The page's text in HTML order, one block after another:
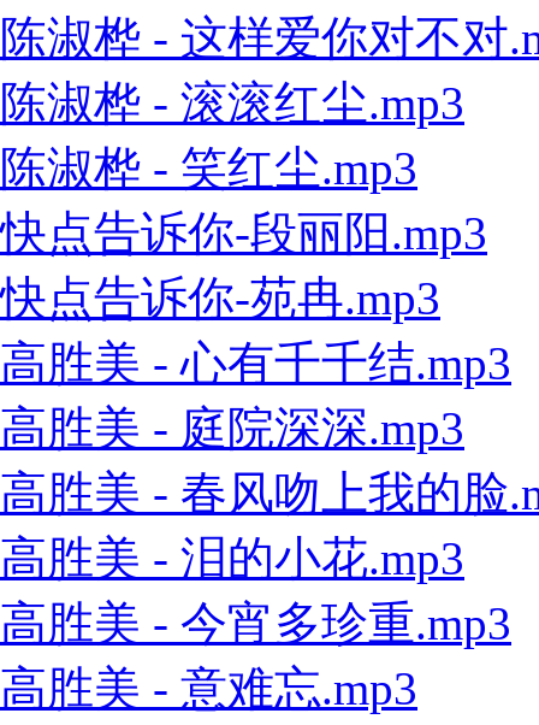
陈淑桦 - 这样爱你对不对
陈淑桦 - 滚滚红尘.mp3
陈淑桦 - 笑红尘.mp3
快点告诉你-段丽阳.mp3
快点告诉你-苑冉.mp3
高胜美 - 心有千千结.mp3
高胜美 - 庭院深深.mp3
高胜美 - 春风吻上我的脸
高胜美 - 泪的小花.mp3
高胜美 - 今宵多珍重.mp3
高胜美 - 意难忘.mp3